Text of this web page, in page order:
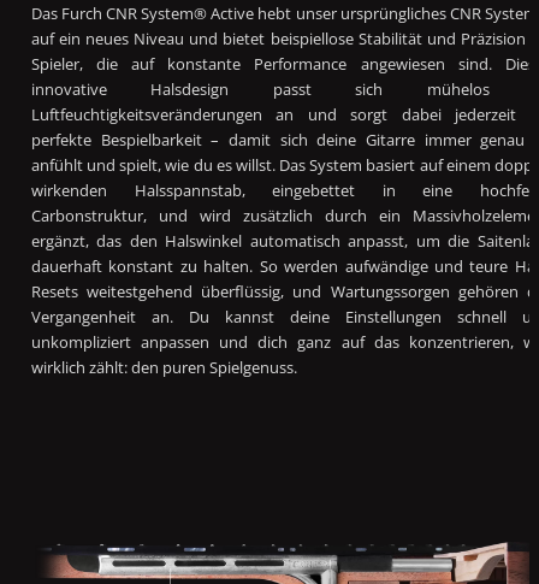
Das Furch CNR System® Active hebt unser ursprüngliches CNR
auf ein neues Niveau und bietet beispiellose Stabilität und Präzision
Spieler, die auf konstante Performance angewiesen sind.
innovative Halsdesign passt sich mühelos
Luftfeuchtigkeitsveränderungen an und sorgt dabei jederzeit
perfekte Bespielbarkeit – damit sich deine Gitarre immer genau
anfühlt und spielt, wie du es willst. Das System basiert auf einem
wirkenden Halsspannstab, eingebettet in eine
Carbonstruktur, und wird zusätzlich durch ein
ergänzt, das den Halswinkel automatisch anpasst, um die
dauerhaft konstant zu halten. So werden aufwändige und teure
Resets weitestgehend überflüssig, und Wartungssorgen gehören
Vergangenheit an. Du kannst deine Einstellungen schnell
unkompliziert anpassen und dich ganz auf das konzentrieren,
wirklich zählt: den puren Spielgenuss.